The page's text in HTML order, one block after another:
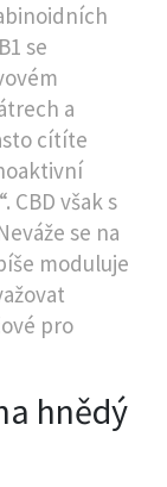
se
a
cítíte
CBD však s
se na
moduluje
pro
hnědý